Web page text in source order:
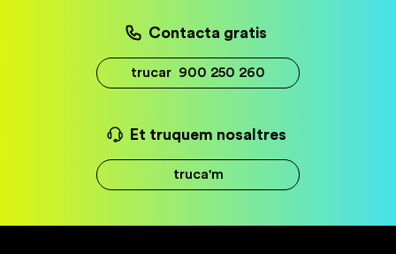
Contacta gratis
trucar 900 250 260
Et truquem nosaltres
truca'm